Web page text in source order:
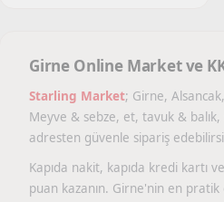
Girne Online Market ve
Starling Market; Girne,
Meyve & sebze, et, tavuk &
adresten güvenle sipariş
Kapıda nakit, kapıda kredi kartı
puan kazanın. Girne'nin en